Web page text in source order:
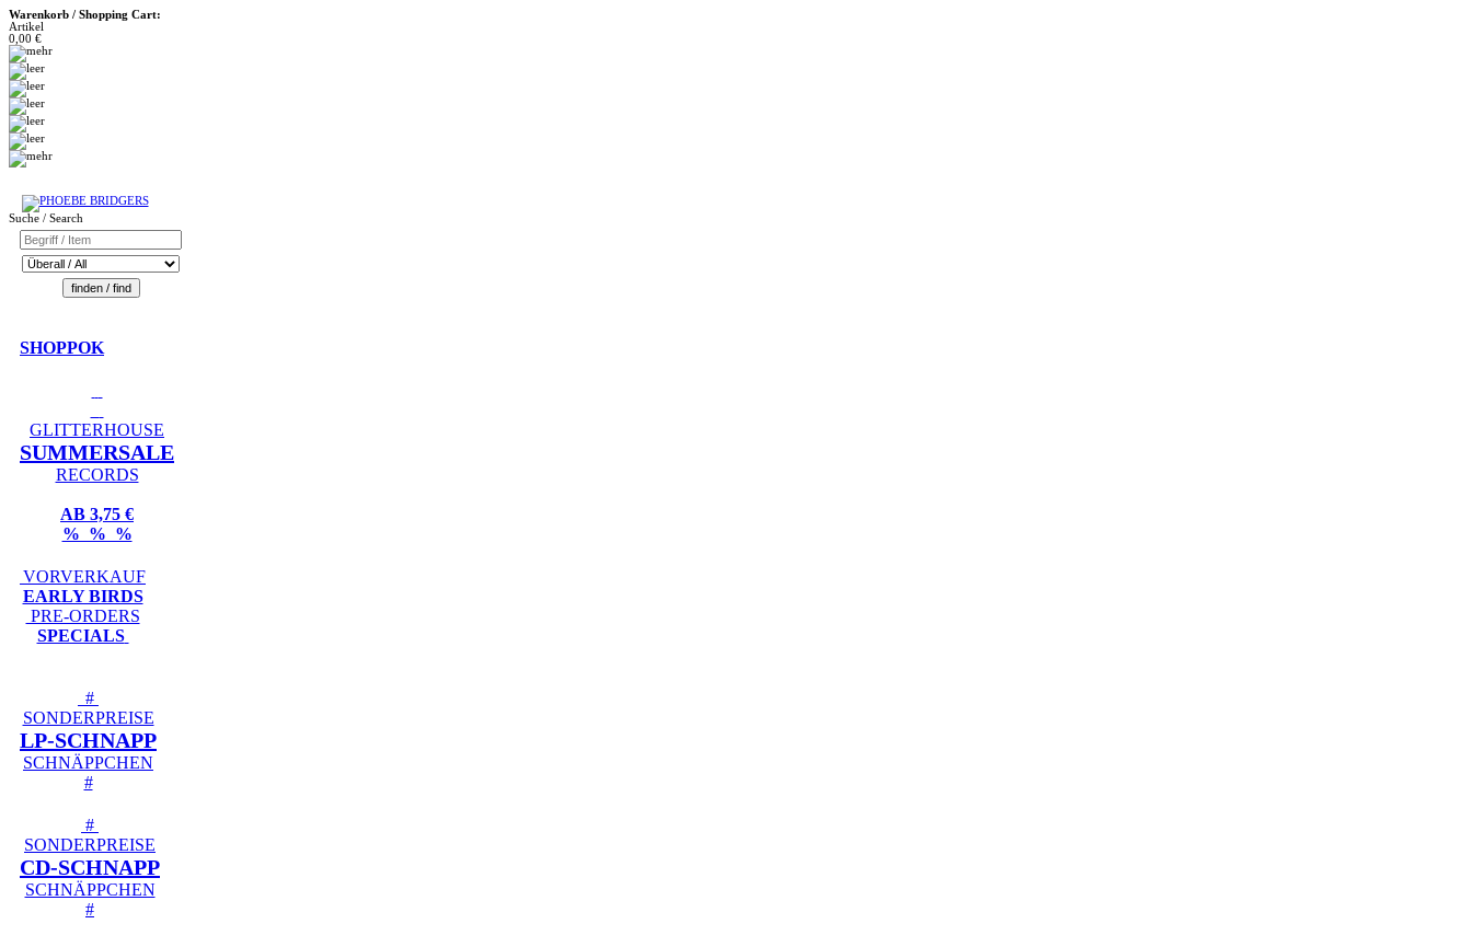
Warenkorb / Shopping Cart:
Artikel
0,00 €
Suche / Search
SHOPPOK
GLITTERHOUSE
SUMMERSALE
RECORDS
AB 3,75 €
% % %
VORVERKAUF
EARLY BIRDS
PRE-ORDERS
SPECIALS
#
SONDERPREISE
LP-SCHNAPP
SCHNÄPPCHEN
#
#
SONDERPREISE
CD-SCHNAPP
SCHNÄPPCHEN
#